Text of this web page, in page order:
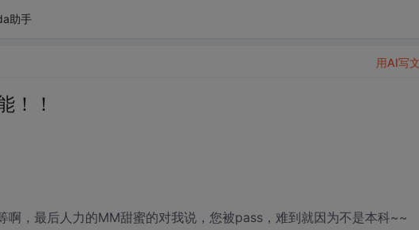
助手
！！
啊，最后人力的MM甜蜜的对我说，您被pass，难到就因为不是本科~~
用AI写